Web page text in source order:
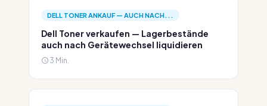
DELL TONER ANKAUF — AUCH NACH...
Dell Toner verkaufen — Lagerbestände
auch nach Gerätewechsel liquidieren
3 Min.